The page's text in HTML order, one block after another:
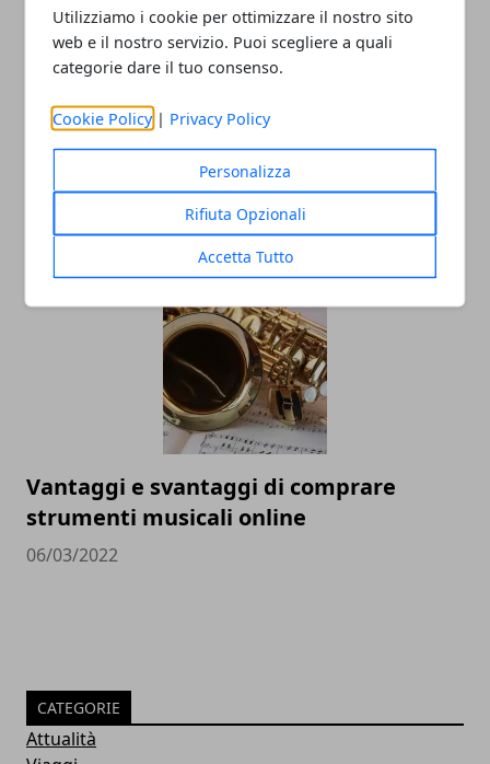
Utilizziamo i cookie per ottimizzare il nostro sito
web e il nostro servizio. Puoi scegliere a quali
categorie dare il tuo consenso.
Cookie Policy | Privacy Policy
Personalizza
Rifiuta Opzionali
Accetta Tutto
Cartomanzia, un’arte che nasce da
Vantaggi e svantaggi di comprare
strumenti musicali online
06/03/2022
CATEGORIE
Attualità